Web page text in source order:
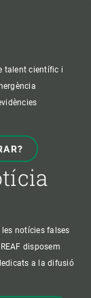
talent científic i
notícies falses
disposem
a la difusió